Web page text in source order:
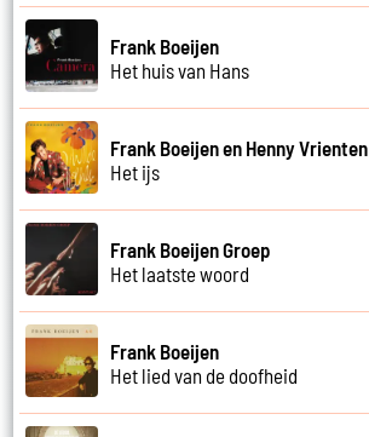
Frank Boeijen
Het huis van Hans
Frank Boeijen en Henny Vrienten
Het ijs
Frank Boeijen Groep
Het laatste woord
Frank Boeijen
Het lied van de doofheid